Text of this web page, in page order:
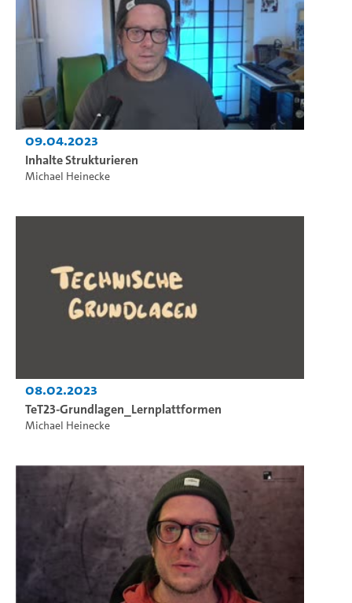
09.04.2023
Inhalte Strukturieren
Michael Heinecke
08.02.2023
TeT23-Grundlagen_Lernplattformen
Michael Heinecke